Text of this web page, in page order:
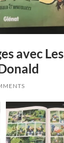
avec Les